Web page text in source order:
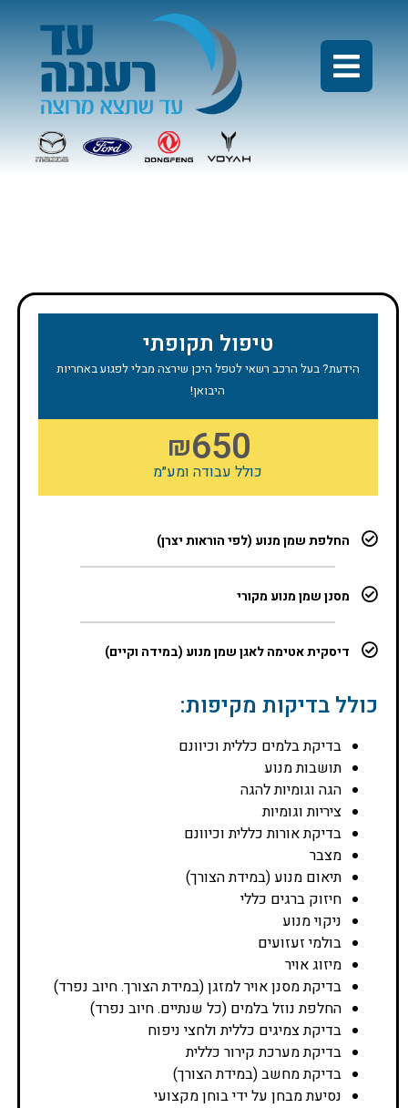
טיפול תקופתי
הידעת? בעל הרכב רשאי לטפל היכן שירצה מבלי לפגוע באחריות
היבואן!
₪650
כולל עבודה ומע״מ
החלפת שמן מנוע (לפי הוראות יצרן)
מסנן שמן מנוע מקורי
דיסקית אטימה לאגן שמן מנוע (במידה וקיים)
כולל בדיקות מקיפות:
בדיקת בלמים כללית וכיוונם
תושבות מנוע
הגה וגומיות להגה
ציריות וגומיות
בדיקת אורות כללית וכיוונם
מצבר
תיאום מנוע (במידת הצורך)
חיזוק ברגים כללי
ניקוי מנוע
בולמי זעזועים
מיזוג אויר
בדיקת מסנן אויר למזגן (במידת הצורך. חיוב נפרד)
החלפת נוזל בלמים (כל שנתיים. חיוב נפרד)
בדיקת צמיגים כללית ולחצי ניפוח
בדיקת מערכת קירור כללית
בדיקת מחשב (במידת הצורך)
נסיעת מבחן על ידי בוחן מקצועי